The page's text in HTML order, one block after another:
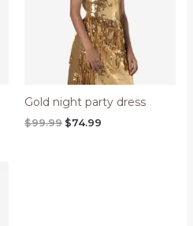
Gold night party dress
$99.99 Il
$74.99